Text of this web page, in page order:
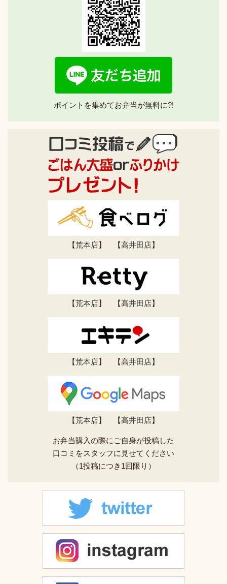
ポイントを集めてお弁当が無料に?!
【荒本店】 【高井田店】
【荒本店】 【高井田店】
【荒本店】 【高井田店】
【荒本店】 【高井田店】
お弁当購入の際にご自身が投稿した
口コミをスタッフに見せてください
（1投稿につき1回限り）